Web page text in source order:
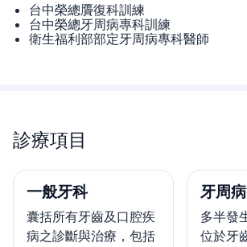
台中榮總贗復科訓練
台中榮總牙周病專科訓練
衛生福利部部定牙周病專科醫師
診療項目
一般牙科
囊括所有牙齒及口腔疾
病之診斷與治療，包括
牙周
多半發
位於牙